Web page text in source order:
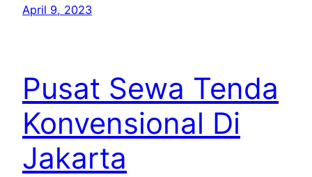
April 9, 2023
Pusat Sewa Tenda
Konvensional Di
Jakarta